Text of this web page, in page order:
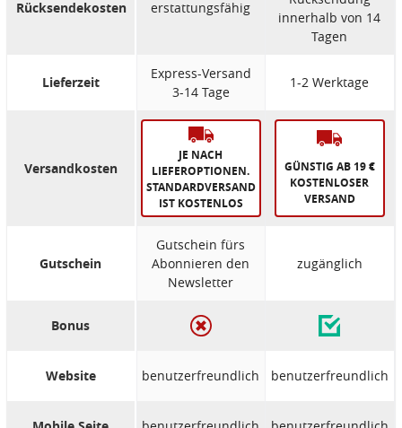
Rücksendekosten erstattungsfähig
innerhalb von 14
Tagen
Lieferzeit
Express-Versand
3-14 Tage
1-2 Werktage
Versandkosten
JE NACH
LIEFEROPTIONEN.
STANDARDVERSAND
IST KOSTENLOS
GÜNSTIG AB 19 €
KOSTENLOSER
VERSAND
Gutschein
Gutschein fürs
Abonnieren den
Newsletter
zugänglich
Bonus
Website benutzerfreundlich benutzerfreundlich